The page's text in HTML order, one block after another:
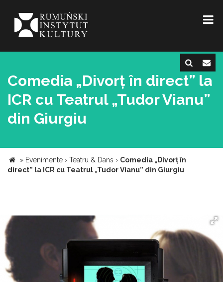
Comedia „Divorț în direct” la
ICR cu Teatrul „Tudor Vianu”
din Giurgiu
» Evenimente › Teatru & Dans › Comedia „Divorț în
direct” la ICR cu Teatrul „Tudor Vianu” din Giurgiu